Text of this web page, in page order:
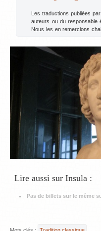
Les traductions publiées
auteurs ou du responsable
Nous les en remercions
Lire aussi sur Insula :
Pas de billets sur le même